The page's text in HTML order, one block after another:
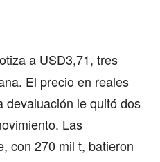
a USD3,71, tres
El precio en reales
devaluación le quitó dos
Las
con 270 mil t, batieron